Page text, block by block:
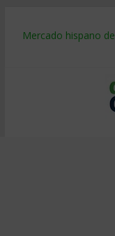
Mercado hispano
Stablecoins para
Despido
IA en selección de
Trabajo forzoso en